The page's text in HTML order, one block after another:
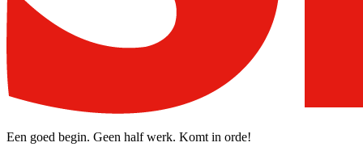
Een goed begin. Geen half werk. Komt in orde!